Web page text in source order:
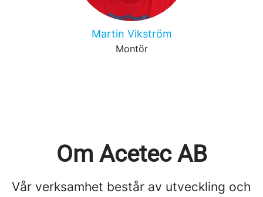
Martin Vikström
Montör
Om Acetec AB
Vår verksamhet består av utveckling och